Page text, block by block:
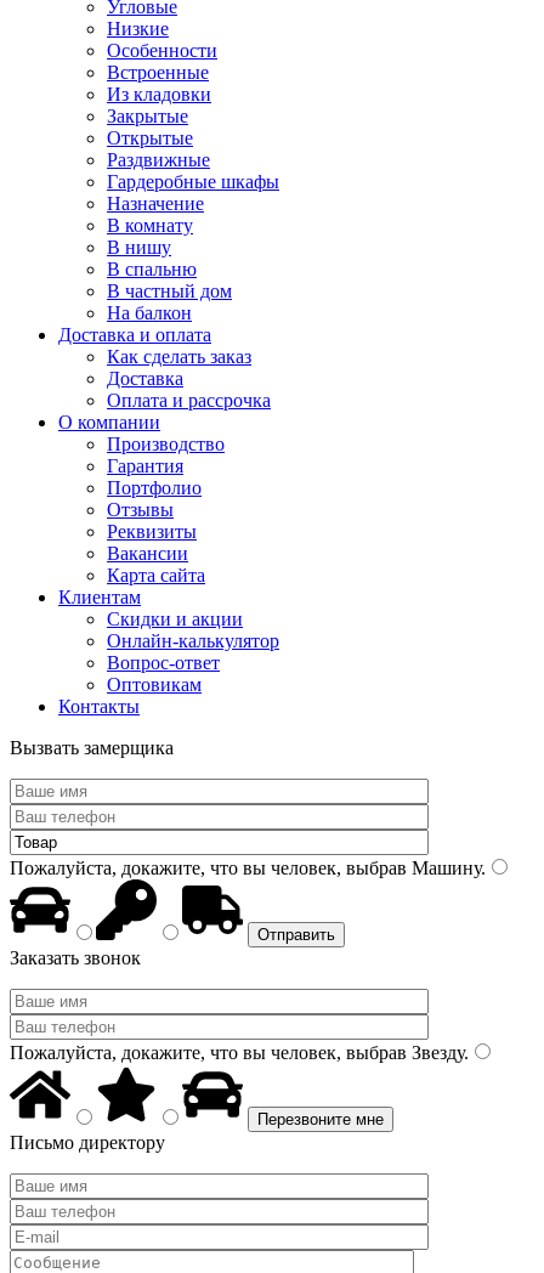
Угловые
Низкие
Особенности
Встроенные
Из кладовки
Закрытые
Открытые
Раздвижные
Гардеробные шкафы
Назначение
В комнату
В нишу
В спальню
В частный дом
На балкон
Доставка и оплата
Как сделать заказ
Доставка
Оплата и рассрочка
О компании
Производство
Гарантия
Портфолио
Отзывы
Реквизиты
Вакансии
Карта сайта
Клиентам
Скидки и акции
Онлайн-калькулятор
Вопрос-ответ
Оптовикам
Контакты
Вызвать замерщика
Пожалуйста, докажите, что вы человек, выбрав Машину.
Заказать звонок
Пожалуйста, докажите, что вы человек, выбрав Звезду.
Письмо директору